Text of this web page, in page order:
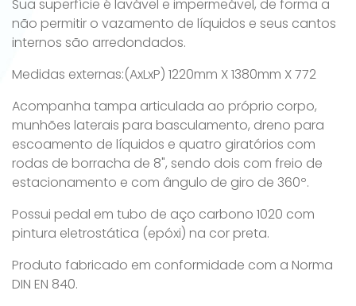
Sua superfície é lavável e impermeável, de forma a
não permitir o vazamento de líquidos e seus cantos
internos são arredondados.
Medidas externas:(AxLxP) 1220mm X 1380mm X 772
Acompanha tampa articulada ao próprio corpo,
munhões laterais para basculamento, dreno para
escoamento de líquidos e quatro giratórios com
rodas de borracha de 8", sendo dois com freio de
estacionamento e com ângulo de giro de 360º.
Possui pedal em tubo de aço carbono 1020 com
pintura eletrostática (epóxi) na cor preta.
Produto fabricado em conformidade com a Norma
DIN EN 840.